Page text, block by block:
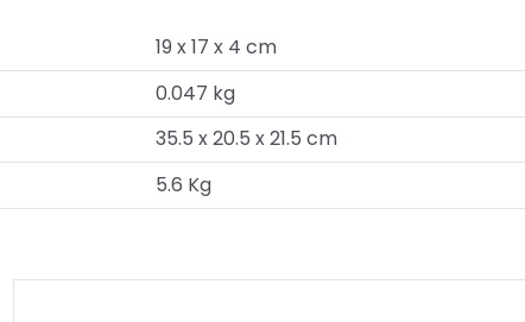
19 x 17 x 4 cm
0.047 kg
35.5 x 20.5 x 21.5 cm
5.6 Kg